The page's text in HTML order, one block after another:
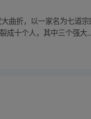
曲折，以一家名为七道
成十个人，其中三个强大